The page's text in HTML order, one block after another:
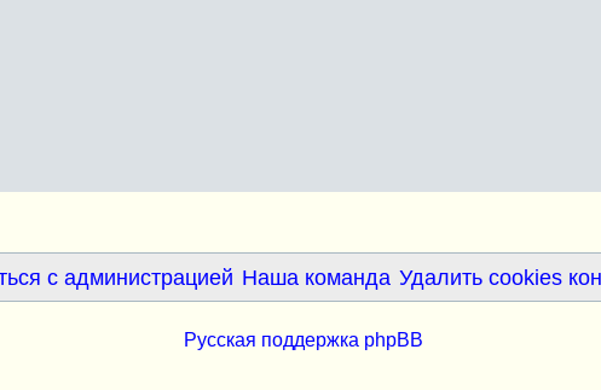
Удалить cookies
Наша команда
с администрацией
Русская поддержка phpBB